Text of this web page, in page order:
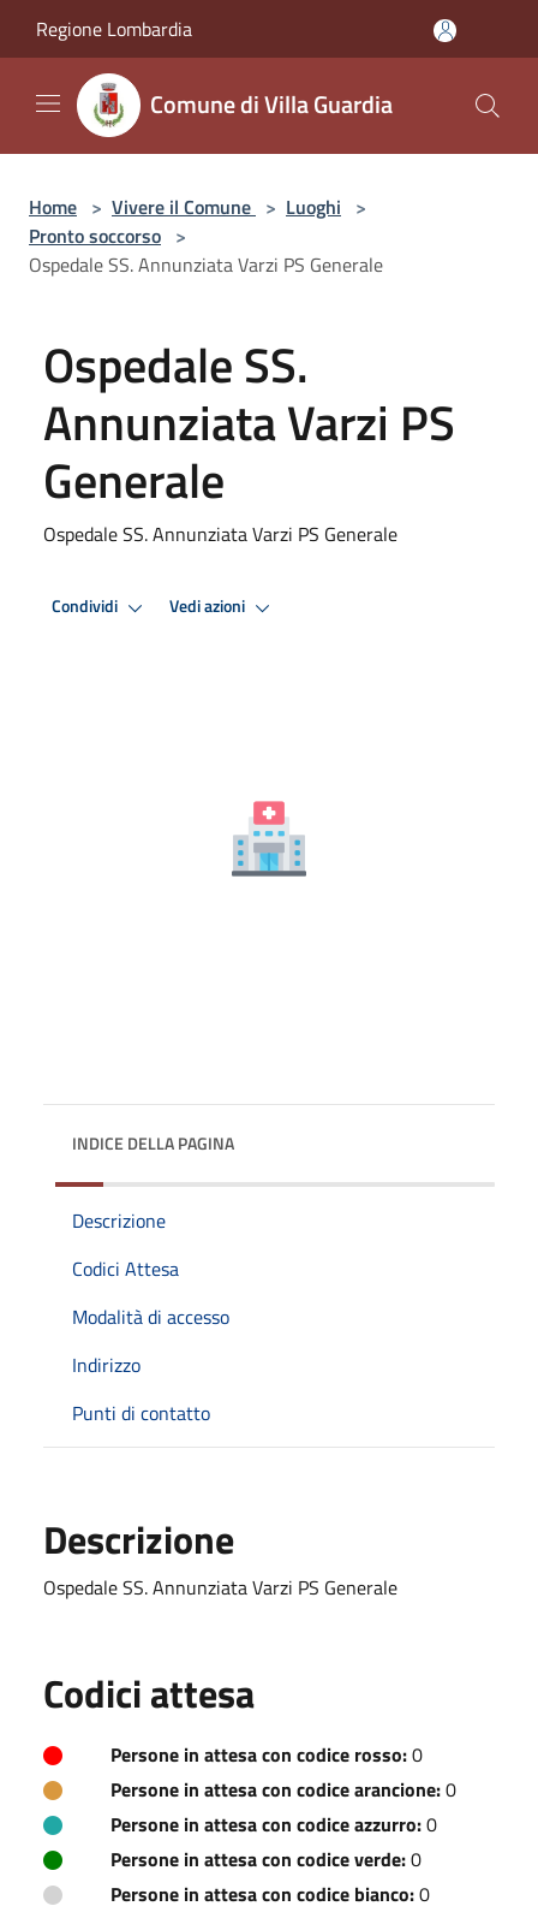
Regione Lombardia
Comune di Villa Guardia
Home > Vivere il Comune > Luoghi >
Pronto soccorso >
Ospedale SS. Annunziata Varzi PS Generale
Ospedale SS.
Annunziata Varzi PS
Generale
Ospedale SS. Annunziata Varzi PS Generale
Condividi Vedi azioni
INDICE DELLA PAGINA
Descrizione
Codici Attesa
Modalità di accesso
Indirizzo
Punti di contatto
Descrizione
Ospedale SS. Annunziata Varzi PS Generale
Codici attesa
Persone in attesa con codice rosso:0
Persone in attesa con codice arancione:0
Persone in attesa con codice azzurro:0
Persone in attesa con codice verde:0
Persone in attesa con codice bianco:0